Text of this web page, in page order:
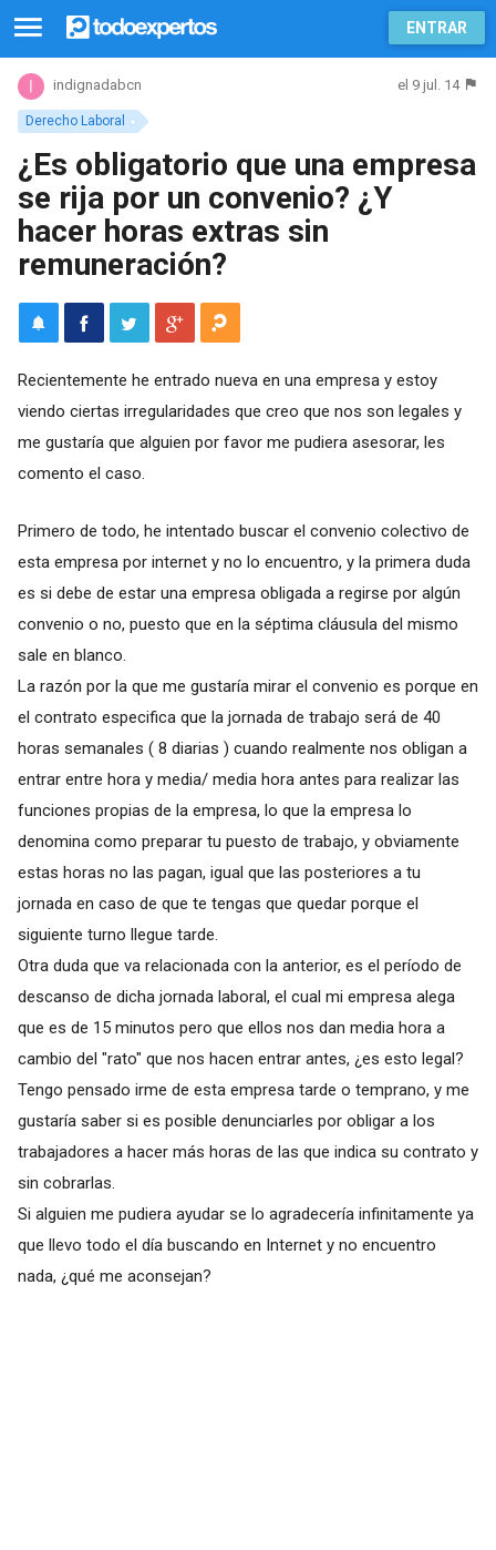
ENTRAR
Derecho Laboral
indignadabcn el 9 jul. 14
¿Es obligatorio que una empresa
se rija por un convenio? ¿Y
hacer horas extras sin
remuneración?
Recientemente he entrado nueva en una empresa y estoy
viendo ciertas irregularidades que creo que nos son legales y
me gustaría que alguien por favor me pudiera asesorar, les
comento el caso.
Primero de todo, he intentado buscar el convenio colectivo de
esta empresa por internet y no lo encuentro, y la primera duda
es si debe de estar una empresa obligada a regirse por algún
convenio o no, puesto que en la séptima cláusula del mismo
sale en blanco.
La razón por la que me gustaría mirar el convenio es porque en
el contrato especifica que la jornada de trabajo será de 40
horas semanales ( 8 diarias ) cuando realmente nos obligan a
entrar entre hora y media/ media hora antes para realizar las
funciones propias de la empresa, lo que la empresa lo
denomina como preparar tu puesto de trabajo, y obviamente
estas horas no las pagan, igual que las posteriores a tu
jornada en caso de que te tengas que quedar porque el
siguiente turno llegue tarde.
Otra duda que va relacionada con la anterior, es el período de
descanso de dicha jornada laboral, el cual mi empresa alega
que es de 15 minutos pero que ellos nos dan media hora a
cambio del "rato" que nos hacen entrar antes, ¿es esto legal?
Tengo pensado irme de esta empresa tarde o temprano, y me
gustaría saber si es posible denunciarles por obligar a los
trabajadores a hacer más horas de las que indica su contrato y
sin cobrarlas.
Si alguien me pudiera ayudar se lo agradecería infinitamente ya
que llevo todo el día buscando en Internet y no encuentro
nada, ¿qué me aconsejan?